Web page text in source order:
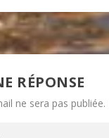
RÉPONSE
ne sera pas publiée.